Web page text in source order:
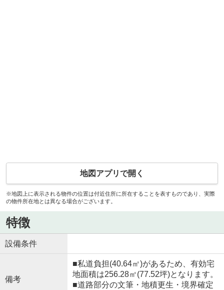
地図アプリで開く
※地図上に表示される物件の位置は付近住所に所在することを表すものであり、実際
の物件所在地とは異なる場合がございます。
特徴
設備条件
備考
■私道負担(40.64㎡)があるため、有効宅
地面積は256.28㎡(77.52坪)となります。
■道路部分の文筆・地積更生・境界確定